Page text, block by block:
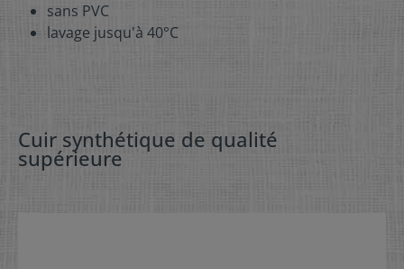
sans PVC
lavage jusqu'à 40°C
Cuir synthétique de qualité
supérieure